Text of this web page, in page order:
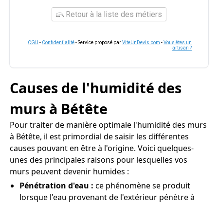
Retour à la liste des métiers
CGU - Confidentialité- Service proposé parViteUnDevis.com -Vous êtes un
artisan ?
Causes de l'humidité des
murs à Bétête
Pour traiter de manière optimale l'humidité des murs
à Bétête, il est primordial de saisir les différentes
causes pouvant en être à l'origine. Voici quelques-
unes des principales raisons pour lesquelles vos
murs peuvent devenir humides :
Pénétration d'eau : ce phénomène se produit
lorsque l'eau provenant de l'extérieur pénètre à